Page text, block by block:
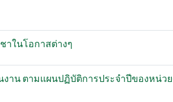
ในโอกาสต่างๆ
าน ตามแผนปฏิบัติการประจำปีของหน่ว